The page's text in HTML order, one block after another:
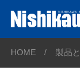
HOME 製品